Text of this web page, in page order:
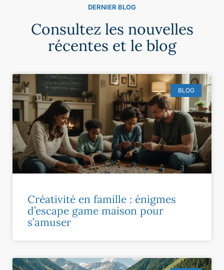
DERNIER BLOG
Consultez les nouvelles
récentes et le blog
BLOG
Créativité en famille : énigmes
d’escape game maison pour
s’amuser